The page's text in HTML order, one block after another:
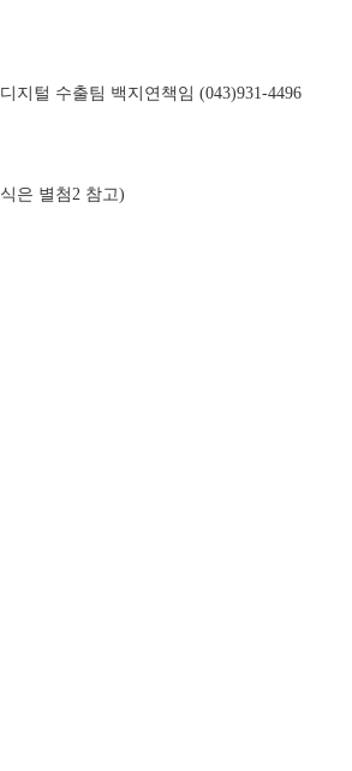
지털 수출팀 백지연책임 (043)931-4496
은 별첨2 참고)